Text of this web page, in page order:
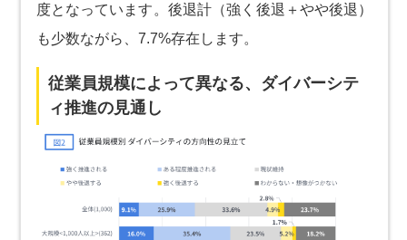
度となっています。後退計（強く後退＋やや後退）
も少数ながら、7.7%存在します。
従業員規模によって異なる、ダイバーシテ
ィ推進の見通し